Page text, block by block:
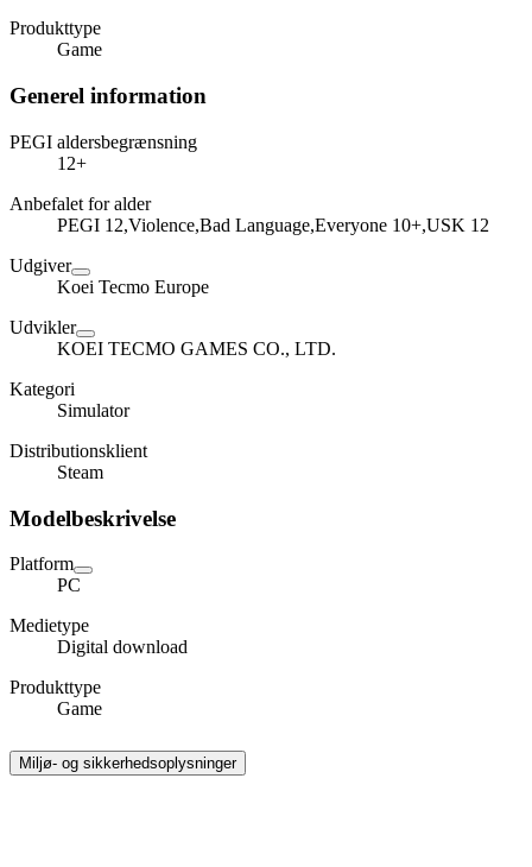
Produkttype
Game
Generel information
PEGI aldersbegrænsning
12+
Anbefalet for alder
PEGI 12,Violence,Bad Language,Everyone 10+,USK 12
Udgiver
Koei Tecmo Europe
Udvikler
KOEI TECMO GAMES CO., LTD.
Kategori
Simulator
Distributionsklient
Steam
Modelbeskrivelse
Platform
PC
Medietype
Digital download
Produkttype
Game
Miljø- og sikkerhedsoplysninger